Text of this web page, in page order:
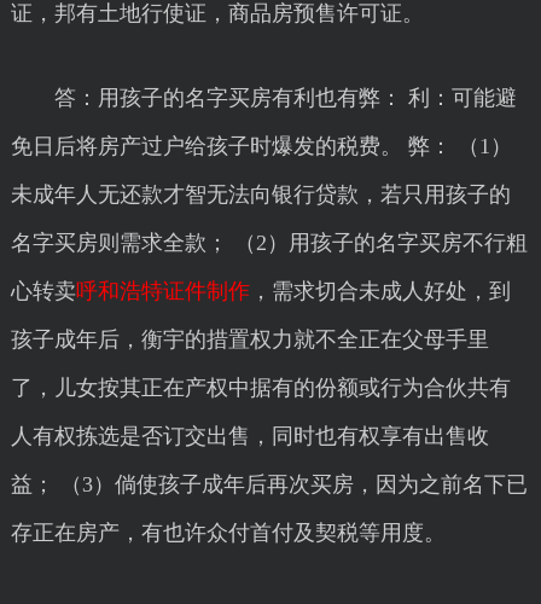
证，邦有土地行使证，商品房预售许可证。
答：用孩子的名字买房有利也有弊： 利：可能避
免日后将房产过户给孩子时爆发的税费。 弊： （1）
未成年人无还款才智无法向银行贷款，若只用孩子的
名字买房则需求全款； （2）用孩子的名字买房不行粗
心转卖呼和浩特证件制作，需求切合未成人好处，到
孩子成年后，衡宇的措置权力就不全正在父母手里
了，儿女按其正在产权中据有的份额或行为合伙共有
人有权拣选是否订交出售，同时也有权享有出售收
益； （3）倘使孩子成年后再次买房，因为之前名下已
存正在房产，有也许众付首付及契税等用度。